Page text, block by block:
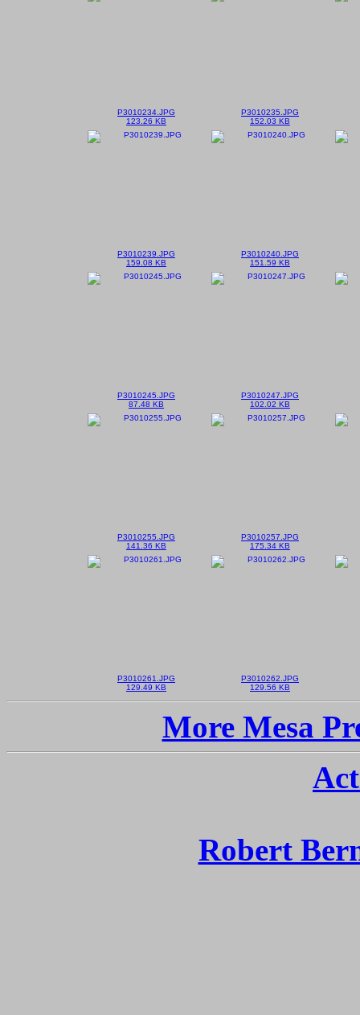
P3010234.JPG
123.26 KB
P3010235.JPG
152.03 KB
P3010239.JPG
159.08 KB
P3010240.JPG
151.59 KB
P3010245.JPG
87.48 KB
P3010247.JPG
102.02 KB
P3010255.JPG
141.36 KB
P3010257.JPG
175.34 KB
P3010261.JPG
129.49 KB
P3010262.JPG
129.56 KB
More Mesa
Robert